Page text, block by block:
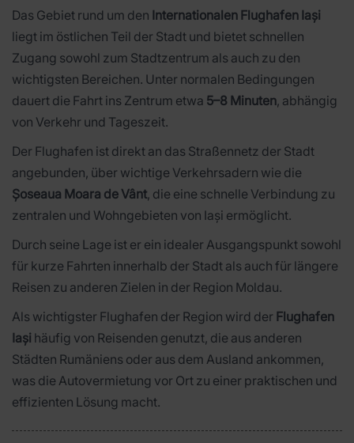
Das Gebiet rund um den Internationalen Flughafen Iași
liegt im östlichen Teil der Stadt und bietet schnellen
Zugang sowohl zum Stadtzentrum als auch zu den
wichtigsten Bereichen. Unter normalen Bedingungen
dauert die Fahrt ins Zentrum etwa 5–8 Minuten, abhängig
von Verkehr und Tageszeit.
Der Flughafen ist direkt an das Straßennetz der Stadt
angebunden, über wichtige Verkehrsadern wie die
Șoseaua Moara de Vânt, die eine schnelle Verbindung zu
zentralen und Wohngebieten von Iași ermöglicht.
Durch seine Lage ist er ein idealer Ausgangspunkt sowohl
für kurze Fahrten innerhalb der Stadt als auch für längere
Reisen zu anderen Zielen in der Region Moldau.
Als wichtigster Flughafen der Region wird der Flughafen
Iași häufig von Reisenden genutzt, die aus anderen
Städten Rumäniens oder aus dem Ausland ankommen,
was die Autovermietung vor Ort zu einer praktischen und
effizienten Lösung macht.